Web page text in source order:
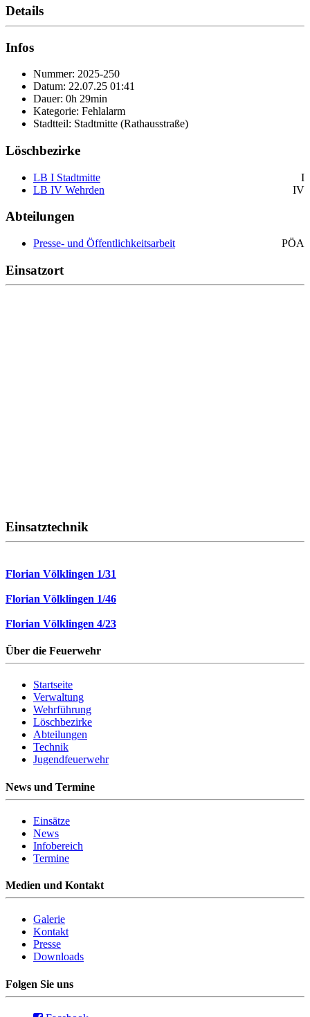
Details
Infos
Nummer: 2025-250
Datum: 22.07.25 01:41
Dauer: 0h 29min
Kategorie: Fehlalarm
Stadtteil: Stadtmitte (Rathausstraße)
Löschbezirke
LB I Stadtmitte
I
LB IV Wehrden
IV
Abteilungen
Presse- und Öffentlichkeitsarbeit PÖA
Einsatzort
Einsatztechnik
Florian Völklingen 1/31
Florian Völklingen 1/46
Florian Völklingen 4/23
Über die Feuerwehr
Startseite
Verwaltung
Wehrführung
Löschbezirke
Abteilungen
Technik
Jugendfeuerwehr
News und Termine
Einsätze
News
Infobereich
Termine
Medien und Kontakt
Galerie
Kontakt
Presse
Downloads
Folgen Sie uns